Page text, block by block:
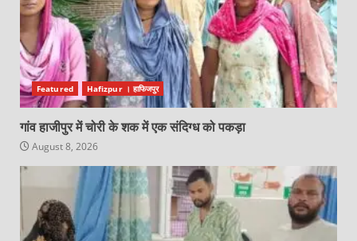
Featured Hafizpur । हाफिजपुर
गांव हाजीपुर में चोरी के शक में एक संदिग्ध को पकड़ा
August 8, 2026